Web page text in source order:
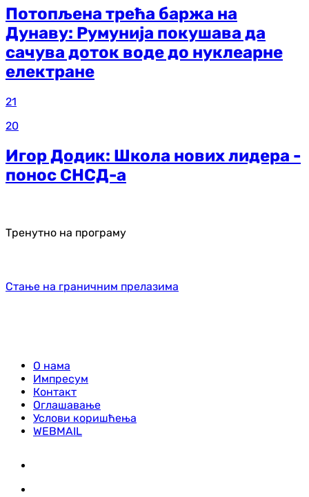
Потопљена трећа баржа на
Дунаву: Румунија покушава да
сачува доток воде до нуклеарне
електране
21
20
Игор Додик: Школа нових лидера -
понос СНСД-а
Тренутно на програму
Стање на граничним прелазима
О нама
Импресум
Контакт
Оглашавање
Услови коришћења
WEBMAIL